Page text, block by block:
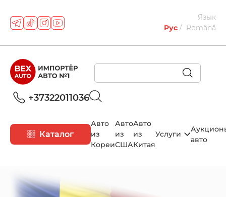
Язык
Рус
Română
+37322011036
Каталог
Авто
из
Кореи
Авто
из
США
Авто
из
Китая
Услуги
авто